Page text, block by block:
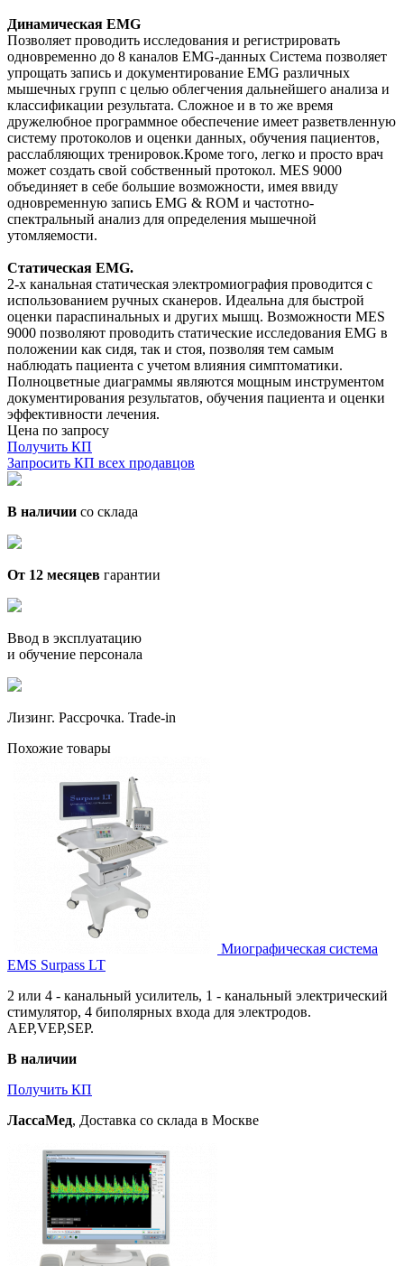
Динамическая EMG
Позволяет проводить исследования и регистрировать
одновременно до 8 каналов EMG-данных Система позволяет
упрощать запись и документирование EMG различных
мышечных групп с целью облегчения дальнейшего анализа и
классификации результата. Сложное и в то же время
дружелюбное программное обеспечение имеет разветвленную
систему протоколов и оценки данных, обучения пациентов,
расслабляющих тренировок.Кроме того, легко и просто врач
может создать свой собственный протокол. MES 9000
объединяет в себе большие возможности, имея ввиду
одновременную запись EMG & ROM и частотно-
спектральный анализ для определения мышечной
утомляемости.
Статическая EMG.
2-х канальная статическая электромиография проводится с
использованием ручных сканеров. Идеальна для быстрой
оценки параспинальных и других мышц. Возможности MES
9000 позволяют проводить статические исследования EMG в
положении как сидя, так и стоя, позволяя тем самым
наблюдать пациента с учетом влияния симптоматики.
Полноцветные диаграммы являются мощным инструментом
документирования результатов, обучения пациента и оценки
эффективности лечения.
Цена по запросу
Получить КП
Запросить КП всех продавцов
В наличии со склада
От 12 месяцев гарантии
Ввод в эксплуатацию
и обучение персонала
Лизинг. Рассрочка. Trade-in
Похожие товары
Миографическая система
EMS Surpass LT
2 или 4 - канальный усилитель, 1 - канальный электрический
стимулятор, 4 биполярных входа для электродов.
AEP,VEP,SEP.
В наличии
Получить КП
ЛассаМед, Доставка со склада в Москве